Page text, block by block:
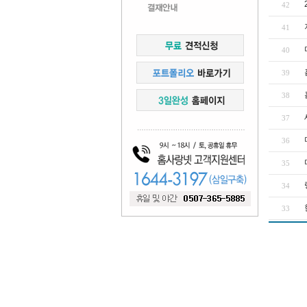
42
41
40
39
38
37
36
35
34
33